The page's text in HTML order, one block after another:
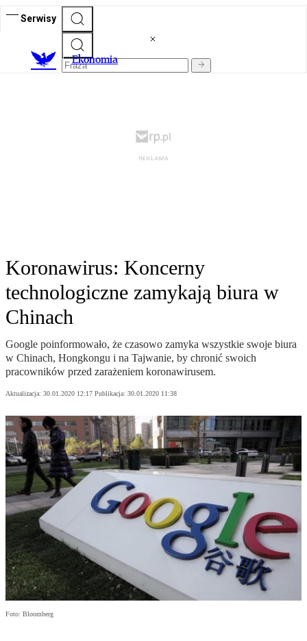
Serwisy
Ekonomia
Koronawirus: Koncerny
technologiczne zamykają biura w
Chinach
Google poinformowało, że czasowo zamyka wszystkie swoje biura
w Chinach, Hongkongu i na Tajwanie, by chronić swoich
pracowników przed zarażeniem koronawirusem.
Aktualizacja: 30.01.2020 12:17 Publikacja: 30.01.2020 11:38
Foto: Bloomberg